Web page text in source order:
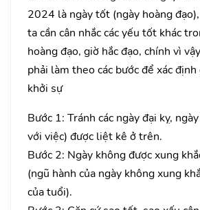
2024 là ngày tốt (ngày hoàng
ta cần cân nhắc các yếu tốt khác
hoàng đạo, giờ hắc đạo, chính vì
phải làm theo các bước để xác
khởi sự
Bước 1: Tránh các ngày đại kỵ,
với việc) được liệt kê ở trên.
Bước 2: Ngày không được xung
(ngũ hành của ngày không xung
của tuổi).